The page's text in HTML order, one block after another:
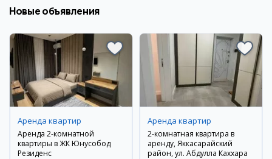
Новые объявления
Аренда квартир
Аренда 2-комнатной
квартиры в ЖК Юнусобод
Резиденс
Аренда квартир
2-комнатная квартира в
аренду, Яккасарайский
район, ул. Абдулла Каххара